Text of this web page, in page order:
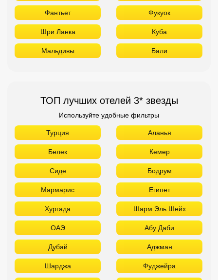
Фантьет Фукуок
Шри Ланка Куба
Мальдивы Бали
ТОП лучших отелей 3* звезды
Используйте удобные фильтры
Турция Аланья
Белек Кемер
Сиде Бодрум
Мармарис Египет
Хургада Шарм Эль Шейх
ОАЭ Абу Даби
Дубай Аджман
Шарджа Фуджейра